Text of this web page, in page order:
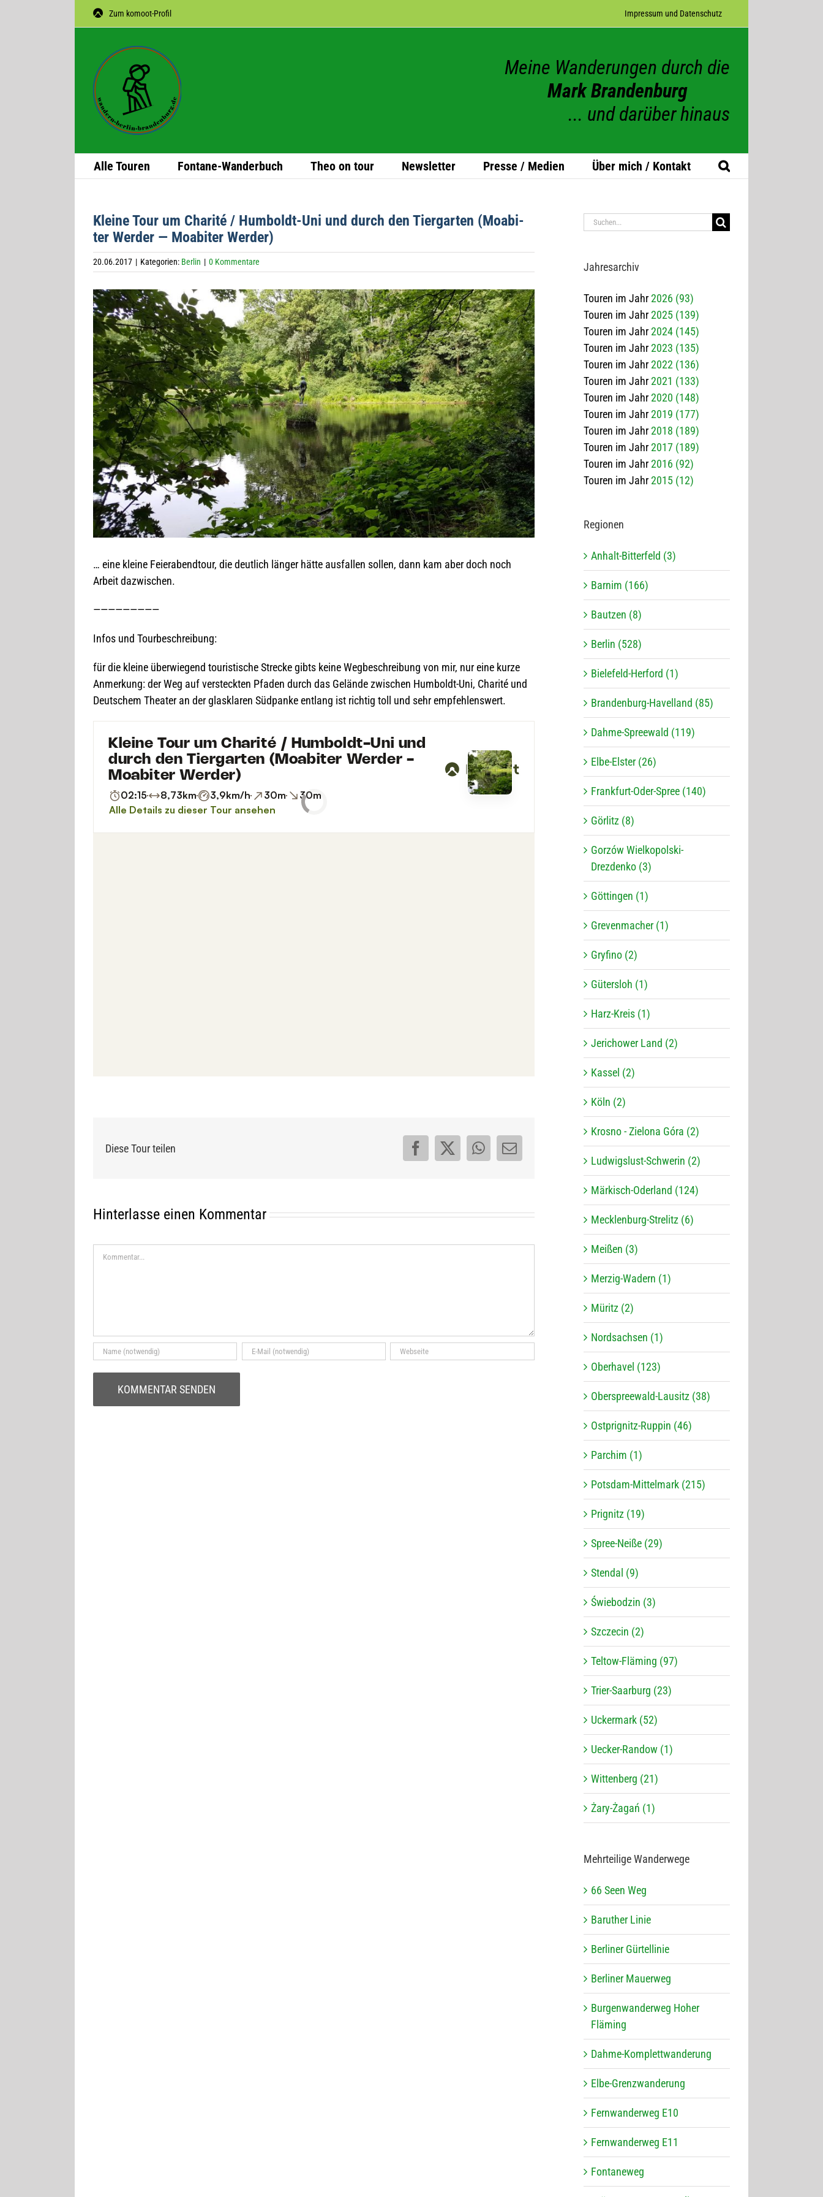
Zum komoot-Profil Impres­sum und Datenschutz
Meine Wanderungen durch die
Mark Brandenburg
... und darüber hinaus
Alle Tou­ren Fon­­tane-Wan­­der­­buch Theo on tour News­let­ter Presse / Medien Über mich / Kontakt
Kleine Tour um Cha­rité / Hum­boldt-Uni und durch den Tier­gar­ten (Moa­bi­
ter Wer­der — Moa­bi­ter Werder)
20.06.2017 | Kategorien: Berlin | 0 Kommentare
Zeige
grösseres
Bild
… eine kleine Fei­er­abend­tour, die deut­lich län­ger hätte aus­fal­len sol­len, dann kam aber doch noch
Arbeit dazwischen.
—————————
Infos und Tourbeschreibung:
für die kleine über­wie­gend tou­ris­ti­sche Stre­cke gibts keine Weg­be­schrei­bung von mir, nur eine kurze
Anmer­kung: der Weg auf ver­steck­ten Pfa­den durch das Gelände zwi­schen Hum­boldt-Uni, Cha­rité und
Deut­schem Thea­ter an der glas­kla­ren Süd­panke ent­lang ist rich­tig toll und sehr empfehlenswert.
Diese Tour teilen Facebook
X WhatsApp
E-
Hinterlasse einen Kommentar
Kommentar
Suche
Jah­res­ar­chiv
Touren im Jahr2026 (93)
Touren im Jahr2025 (139)
Touren im Jahr2024 (145)
Touren im Jahr2023 (135)
Touren im Jahr2022 (136)
Touren im Jahr2021 (133)
Touren im Jahr2020 (148)
Touren im Jahr2019 (177)
Touren im Jahr2018 (189)
Touren im Jahr2017 (189)
Touren im Jahr2016 (92)
Touren im Jahr2015 (12)
Regio­nen
Anhalt-Bitterfeld (3)
Barnim (166)
Bautzen (8)
Berlin (528)
Bielefeld-Herford (1)
Brandenburg-Havelland (85)
Dahme-Spreewald (119)
Elbe-Elster (26)
Frankfurt-Oder-Spree (140)
Görlitz (8)
Gorzów Wielkopolski-
Drezdenko (3)
Göttingen (1)
Grevenmacher (1)
Gryfino (2)
Gütersloh (1)
Harz-Kreis (1)
Jerichower Land (2)
Kassel (2)
Köln (2)
Krosno - Zielona Góra (2)
Ludwigslust-Schwerin (2)
Märkisch-Oderland (124)
Mecklenburg-Strelitz (6)
Meißen (3)
Merzig-Wadern (1)
Müritz (2)
Nordsachsen (1)
Oberhavel (123)
Oberspreewald-Lausitz (38)
Ostprignitz-Ruppin (46)
Parchim (1)
Potsdam-Mittelmark (215)
Prignitz (19)
Spree-Neiße (29)
Stendal (9)
Świebodzin (3)
Szczecin (2)
Teltow-Fläming (97)
Trier-Saarburg (23)
Uckermark (52)
Uecker-Randow (1)
Wittenberg (21)
Żary-Żagań (1)
Mehr­tei­lige Wanderwege
66 Seen Weg
Baru­ther Linie
Ber­li­ner Gürtellinie
Ber­li­ner Mauerweg
Bur­gen­wan­der­weg Hoher
Fläming
Dahme-Kom­plett­wan­de­rung
Elbe-Grenz­wan­de­rung
Fern­wan­der­weg E10
Fern­wan­der­weg E11
Fon­ta­ne­weg